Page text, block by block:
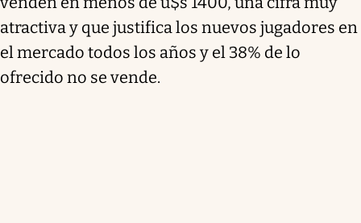
atractiva y que justifica los nuevos jugadores en
el mercado todos los años y el 38% de lo
ofrecido no se vende.